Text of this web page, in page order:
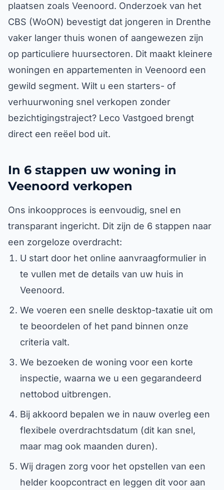
plaatsen zoals Veenoord. Onderzoek van het
CBS (WoON) bevestigt dat jongeren in Drenthe
vaker langer thuis wonen of aangewezen zijn
op particuliere huursectoren. Dit maakt kleinere
woningen en appartementen in Veenoord een
gewild segment. Wilt u een starters- of
verhuurwoning snel verkopen zonder
bezichtigingstraject? Leco Vastgoed brengt
direct een reëel bod uit.
In 6 stappen uw woning in
Veenoord verkopen
Ons inkoopproces is eenvoudig, snel en
transparant ingericht. Dit zijn de 6 stappen naar
een zorgeloze overdracht:
U start door het online aanvraagformulier in
te vullen met de details van uw huis in
Veenoord.
We voeren een snelle desktop-taxatie uit om
te beoordelen of het pand binnen onze
criteria valt.
We bezoeken de woning voor een korte
inspectie, waarna we u een gegarandeerd
nettobod uitbrengen.
Bij akkoord bepalen we in nauw overleg een
flexibele overdrachtsdatum (dit kan snel,
maar mag ook maanden duren).
Wij dragen zorg voor het opstellen van een
helder koopcontract en leggen dit voor aan